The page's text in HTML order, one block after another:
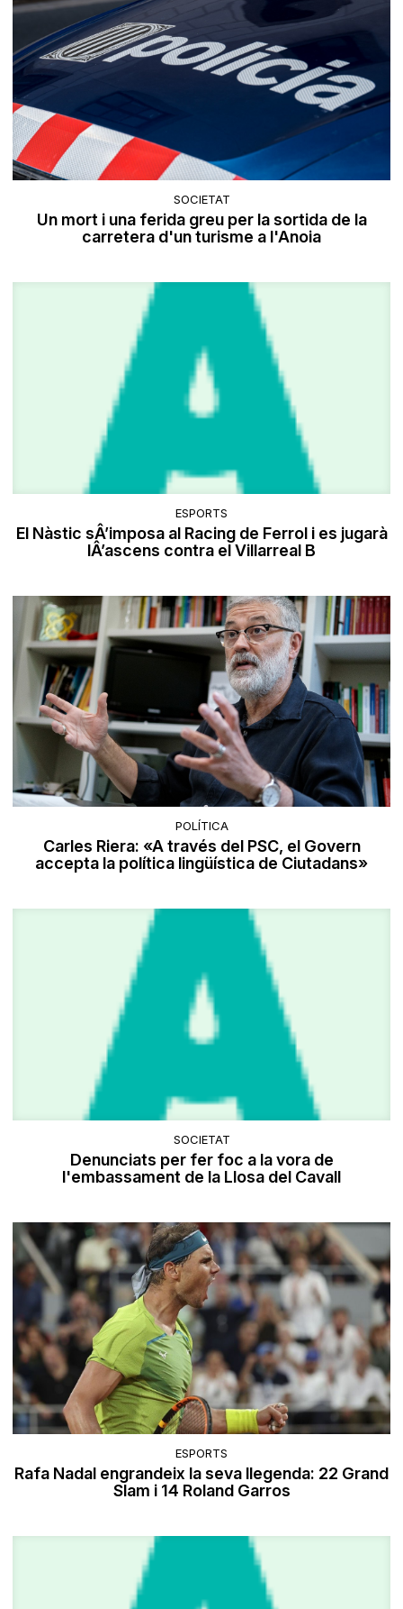
SOCIETAT
Un mort i una ferida greu per la sortida de la
carretera d'un turisme a l'Anoia
ESPORTS
El Nàstic sÂ’imposa al Racing de Ferrol i es jugarà
lÂ’ascens contra el Villarreal B
POLÍTICA
Carles Riera: «A través del PSC, el Govern
accepta la política lingüística de Ciutadans»
SOCIETAT
Denunciats per fer foc a la vora de
l'embassament de la Llosa del Cavall
ESPORTS
Rafa Nadal engrandeix la seva llegenda: 22 Grand
Slam i 14 Roland Garros